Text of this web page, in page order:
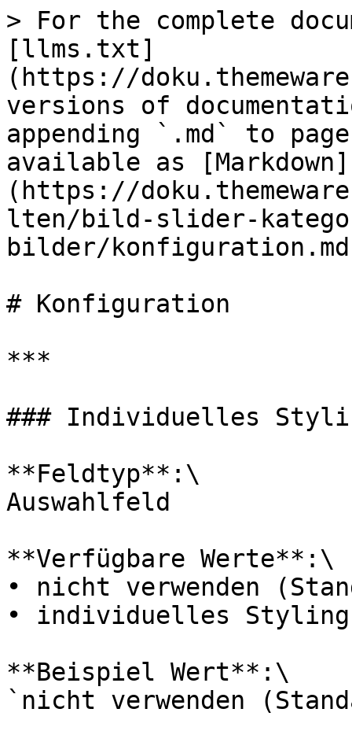
> For the complete
[llms.txt]
(https://
versions of
appending `.md` to
available as [Markdown]
(https://
lten/bild-slider-
bilder/
# Konfiguration
***
### Individuelles
**Feldtyp**:\
Auswahlfeld
**Verfügbare Werte**:\
• nicht verwenden
• individuelles Styling
**Beispiel Wert**:\
`nicht verwenden